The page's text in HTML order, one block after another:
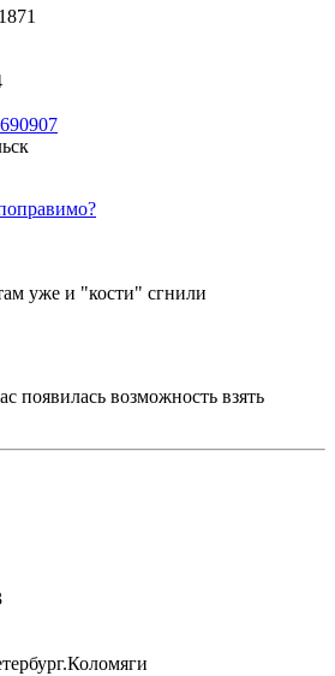
уже и "кости" сгнили
появилась возможность взять